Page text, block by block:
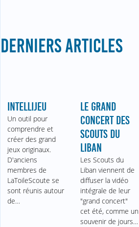
DERNIERS ARTICLES
INTELLIJEU
Un outil pour
comprendre et
créer des grand
jeux originaux.
D'anciens
membres de
LaToileScoute se
sont réunis autour
de…
LE GRAND
CONCERT DES
SCOUTS DU
LIBAN
Les Scouts du
Liban viennent de
diffuser la vidéo
intégrale de leur
"grand concert"
cet été, comme un
souvenir de jours…